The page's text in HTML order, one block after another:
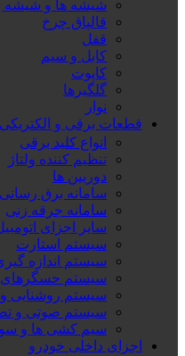
شیشه ها و شیشه
قالپاق چرخ
قفل
کابل و سیم
کاپوت
گلگیرها
نوار
قطعات برقی و الکتریکی
انواع کلید برقی
تنظیم کننده ولتاژ
دوربین ها
سامانه برق رسانی
سامانه جرقه زنی
سایر اجزای
سیستم استارت
سیستم اندازه
سیستم حسگرهای
سیستم روشنایی
سیستم صوتی و
سیم کشی ها و
اجزای داخلی خودرو